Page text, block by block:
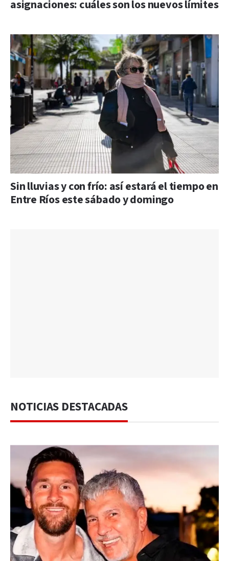
asignaciones: cuáles son los nuevos límites
Sin lluvias y con frío: así estará el tiempo en
Entre Ríos este sábado y domingo
NOTICIAS DESTACADAS